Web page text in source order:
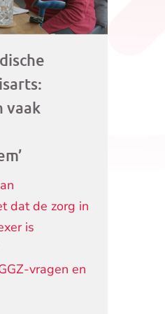
vaak
dat de zorg in
is
vragen en